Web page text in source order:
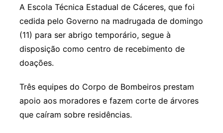
A Escola Técnica Estadual de Cáceres, que foi
cedida pelo Governo na madrugada de domingo
(11) para ser abrigo temporário, segue à
disposição como centro de recebimento de
doações.
Três equipes do Corpo de Bombeiros prestam
apoio aos moradores e fazem corte de árvores
que caíram sobre residências.